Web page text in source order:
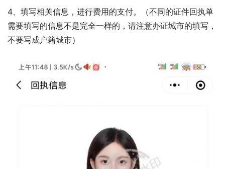
4、填写相关信息，进行费用的支付。（不同的证件回执单
需要填写的信息不是完全一样的，请注意办证城市的填写，
不要写成户籍城市）